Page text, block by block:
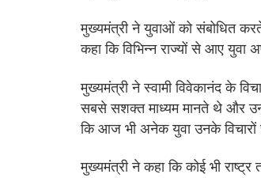
मुख्यमंत्री ने युवाओं को संबोधित
कहा कि विभिन्न राज्यों से आए युवा
मुख्यमंत्री ने स्वामी विवेकानंद के
सबसे सशक्त माध्यम मानते थे और
कि आज भी अनेक युवा उनके विचारों से
मुख्यमंत्री ने कहा कि कोई भी